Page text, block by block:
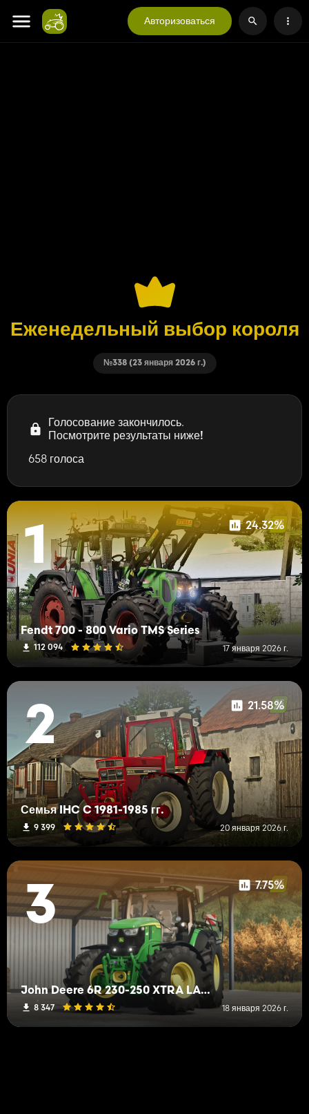
Авторизоваться
Еженедельный выбор короля
№338 (23 января 2026 г.)
Голосование закончилось.
Посмотрите результаты ниже!
658 голоса
1 24.32%
Fendt 700 - 800 Vario TMS Series
112 094 17 января 2026 г.
2 21.58%
Семья IHC C 1981-1985 гг.
9 399 20 января 2026 г.
3 7.75%
John Deere 6R 230-250 XTRA LARGE
8 347 18 января 2026 г.